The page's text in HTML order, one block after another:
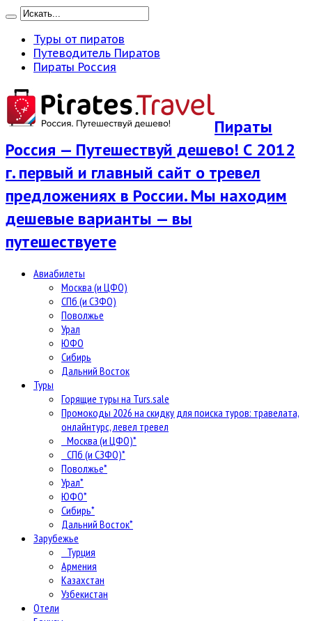
Туры от пиратов
Путеводитель Пиратов
Пираты Россия
Пираты
Россия — Путешествуй дешево! С 2012
г. первый и главный сайт о тревел
предложениях в России. Мы находим
дешевые варианты — вы
путешествуете
Авиабилеты
Москва (и ЦФО)
СПб (и СЗФО)
Поволжье
Урал
ЮФО
Сибирь
Дальний Восток
Туры
Горящие туры на Turs.sale
Промокоды 2026 на скидку для поиска туров: травелата,
онлайнтурс, левел тревел
Москва (и ЦФО)*
СПб (и СЗФО)*
Поволжье*
Урал*
ЮФО*
Сибирь*
Дальний Восток*
Зарубежье
Турция
Армения
Казахстан
Узбекистан
Отели